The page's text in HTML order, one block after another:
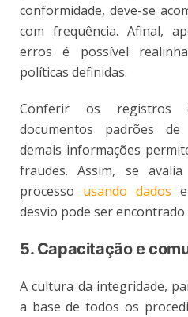
conformidade, deve-se
com frequência. Afinal,
erros é possível
políticas definidas.
Conferir os registros
documentos padrões
demais informações
fraudes. Assim, se
processo usando dados
desvio pode ser
5. Capacitação e
A cultura da integridade,
a base de todos os